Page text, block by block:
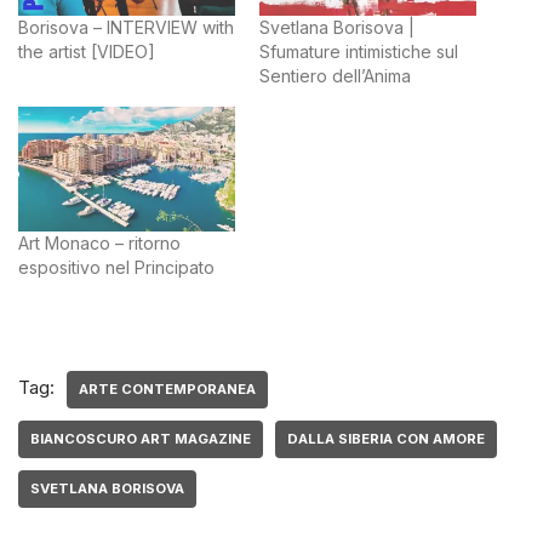
Borisova – INTERVIEW with
the artist [VIDEO]
Svetlana Borisova |
Sfumature intimistiche sul
Sentiero dell’Anima
Art Monaco – ritorno
espositivo nel Principato
Tag: ARTE CONTEMPORANEA
BIANCOSCURO ART MAGAZINE DALLA SIBERIA CON AMORE
SVETLANA BORISOVA